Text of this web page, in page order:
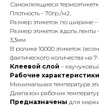
Самоклеящиеся
Плотность - 70гр./м2.
Размер этикеток по ширине
Размер этикеток вдоль
3,3мм
В ролике 10000 этикеток
фактического количества на 7-
Клеевой слой –
Рабочие
Минимальная температура
Диапазон рабочих
Предназначены для